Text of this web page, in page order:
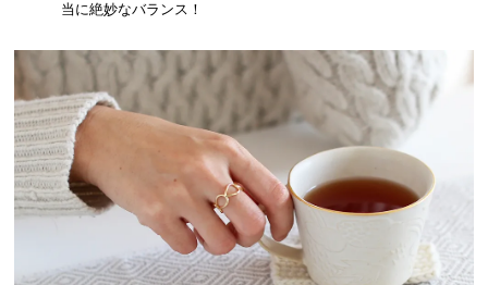
当に絶妙なバランス！